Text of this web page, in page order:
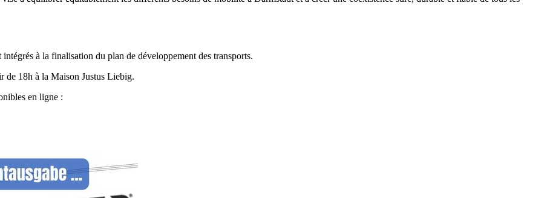
à la finalisation du plan de développement des transports.
de 18h à la Maison Justus Liebig.
en ligne :